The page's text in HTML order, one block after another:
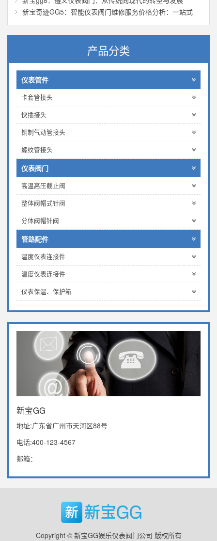
新宝奇迹GG5：智能仪表阀门维修服务价格分析：一站式
产品分类
仪表管件
卡套管接头
快插接头
铜制气动管接头
螺纹管接头
仪表阀门
高温高压截止阀
整体阀帽式针阀
分体阀帽针阀
管路配件
温度仪表连接件
温度仪表连接件
仪表保温、保护箱
新宝GG
地址:广东省广州市天河区88号
电话:400-123-4567
邮箱：
Copyright © 新宝GG娱乐仪表阀门公司 版权所有